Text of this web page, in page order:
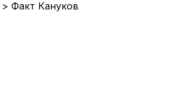
Факт Кануков